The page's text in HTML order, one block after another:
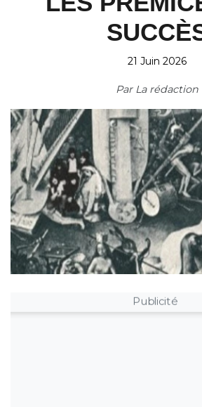
21 Juin 2026
Par La rédaction
Publicité